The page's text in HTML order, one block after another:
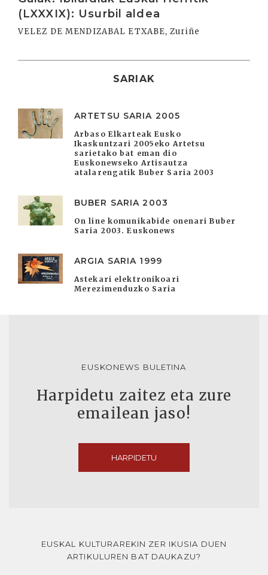
(LXXXIX): Usurbil aldea
VELEZ DE MENDIZABAL ETXABE, Zuriñe
SARIAK
ARTETSU SARIA 2005
Arbaso Elkarteak Eusko
Ikaskuntzari 2005eko Artetsu
sarietako bat eman dio
Euskonewseko Artisautza
atalarengatik Buber Saria 2003
BUBER SARIA 2003
On line komunikabide onenari Buber
Saria 2003. Euskonews
ARGIA SARIA 1999
Astekari elektronikoari
Merezimenduzko Saria
EUSKONEWS BULETINA
Harpidetu zaitez eta zure
emailean jaso!
HARPIDETU
EUSKAL KULTURAREKIN ZER IKUSIA DUEN
ARTIKULUREN BAT DAUKAZU?